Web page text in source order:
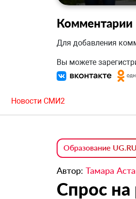
Комментарии
Для добавления
Вы можете
Новости СМИ2
Образование UG.RU
Автор: Тамара
Спрос на